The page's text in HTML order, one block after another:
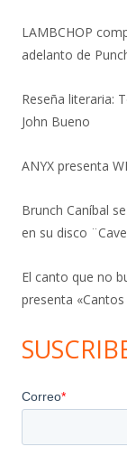
LAMBCHOP
adelanto de
Reseña literaria:
John Bueno
ANYX presenta
Brunch Caníbal
en su disco
El canto que no
presenta «Cantos